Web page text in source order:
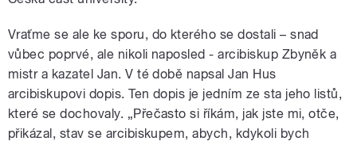
Vraťme se ale ke sporu, do kterého se dostali – snad
vůbec poprvé, ale nikoli naposled - arcibiskup Zbyněk a
mistr a kazatel Jan. V té době napsal Jan Hus
arcibiskupovi dopis. Ten dopis je jedním ze sta jeho listů,
které se dochovaly. „Přečasto si říkám, jak jste mi, otče,
přikázal, stav se arcibiskupem, abych, kdykoli bych